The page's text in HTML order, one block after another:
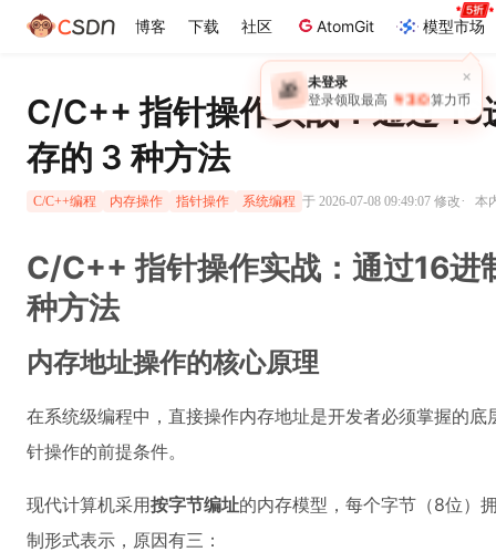
博客 下载 社区 AtomGit 模型市场
×
🎁 未登录
登录领取最高 ￥30 算力币
C/C++ 指针操作实战：通过 16
存的 3 种方法
C/C++编程 内存操作 指针操作 系统编程 于 2026-07-08 09:49:07 修改· 本
C/C++ 指针操作实战：通过16进
种方法
内存地址操作的核心原理
在系统级编程中，直接操作内存地址是开发者必须掌握的
针操作的前提条件。
现代计算机采用按字节编址的内存模型，每个字节（8位）
制形式表示，原因有三：